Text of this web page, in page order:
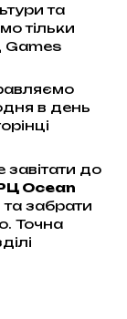
та
тільки
Games
в день
до
Ocean
забрати
Точна